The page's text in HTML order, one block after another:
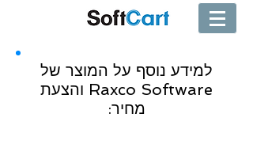
למידע נוסף על המוצר של
Raxco Software והצעת
מחיר: